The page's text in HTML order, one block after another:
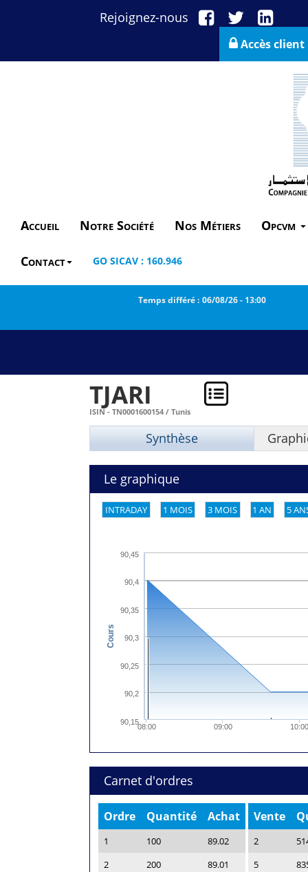
Rejoignez-nous
Accès client
Accueil Notre Société Nos Métiers Opcvm
Contact GO SICAV : 160.946
Temps différé : 06/08/26- 13:00
TJARI
ISIN - TN0001600154 / Tunis
Synthèse
Le graphique
INTRADAY 1 MOIS 3 MOIS 1 AN 5
Cours
08:00 09:00
90,15
90,2
90,25
90,3
90,35
90,4
90,45
Carnet d'ordres
Ordre Quantité Achat
1 100
89.02
2
200
89.01
Vente
2
5